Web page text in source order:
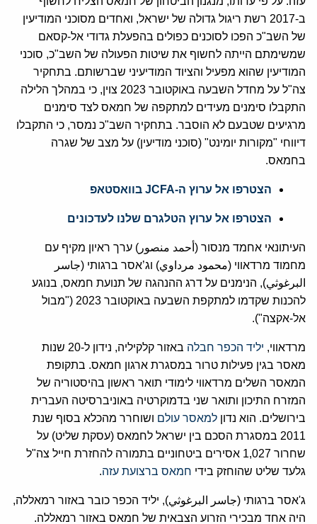
ב-2017 רשת ריגול גדולה של ישראל, ואחדים מסוכני המודיעין
של השב"כ הפכו לסוכנים כפולים בהפעלת גדודי אל-קסאם
שמשימתם הייתה לחשוף את שיטות הפעולה של השב"כ, סוכני
המודיעין שהוא מפעיל והציוד המודיעיני שברשותם. בתחקיר
צה"ל על מחדל השבעה באוקטובר 2023 צוין, כי במהלך הלילה
התקבלו סימנים מעידים למתקפה של חמאס לצד סימנים
מרגיעים שטבעם לא הוסבר. בתחקיר השב"כ נמסר, כי התקבלו
דיווחי "מקורות יומינט" (סוכני מודיעין) על מצב של שגרה
בחמאס.
הצטרפו אל ערוץ ה-JCFA בוואסטאפ
הצטרפו אל ערוץ הטלגרם שלנו לעדכונים
העיתונאי אחמד מנסור (أحمد منصور) ערך ראיון מקיף עם
מחמוד מרדאווי (محمود مرداوي) וג’אסר ברגותי (جاسر
البرغوثي), הנימנים על דרג ההנהגה של תנועת חמאס, בנוגע
להכנות שקדמו למתקפת השבעה באוקטובר 2023 ("מבול
אל-אקצה").
מרדאווי, יליד הכפר חבלה
באזור קלקיליה, נידון ל-20 שנות
מאסר בגין פעילות טרור במסגרת ארגון חמאס. בתקופת
המאסר השלים מרדאווי לימודי תואר ראשון בהיסטוריה של
המזרח התיכון ותואר שני בדמוקרטיה באוניברסיטה העברית
בירושלים. הוא נדון למאסר עולם ושוחרר מהכלא בסוף שנת
2011 במסגרת הסכם בין ישראל לחמאס (עסקת שליט) על
שחרור 1,027 אסירים ביטחוניים בתמורה להחזרת חייל צה"ל
גלעד שליט שהוחזק בידי חמאס ברצועת עזה.
‫ג'אסר ברגותי (جاسر البرغوثي), יליד הכפר כובר באזור רמאללה,
היה אחד מבכירי הזרוע הצבאית של חמאס באזור רמאללה.